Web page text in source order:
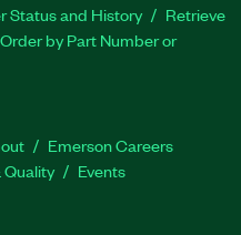
Status and History
Retrieve
Order by Part Number or
Emerson Careers
Quality Events